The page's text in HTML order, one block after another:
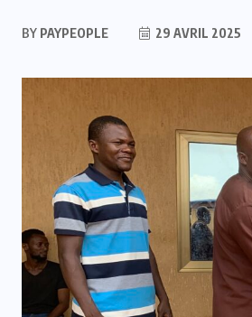
BY PAYPEOPLE 29 AVRIL 2025